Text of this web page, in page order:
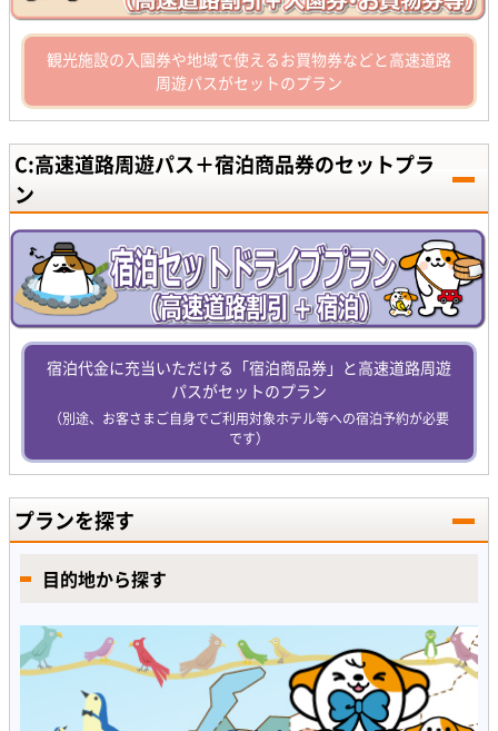
観光施設の入園券や地域で使えるお買物券などと高速道路
周遊パスがセットのプラン
C:高速道路周遊パス＋宿泊商品券のセットプラ
ン
宿泊代金に充当いただける「宿泊商品券」と高速道路周遊
パスがセットのプラン
（別途、お客さまご自身でご利用対象ホテル等への宿泊予約が必要
です）
プランを探す
目的地から探す